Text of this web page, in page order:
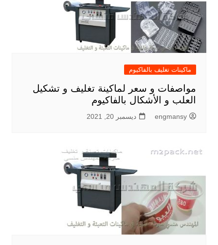
ماكينات تغليف بالفاكيوم
مواصفات و سعر لماكينة تغليف و تشكيل
العلب و الأشكال بالفاكيوم
engmansy ديسمبر 20, 2021